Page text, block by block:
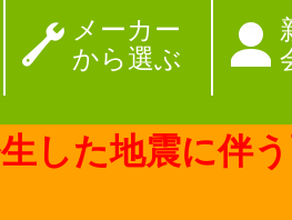
メーカー
から選ぶ
【夏季休暇のお
した地震に伴